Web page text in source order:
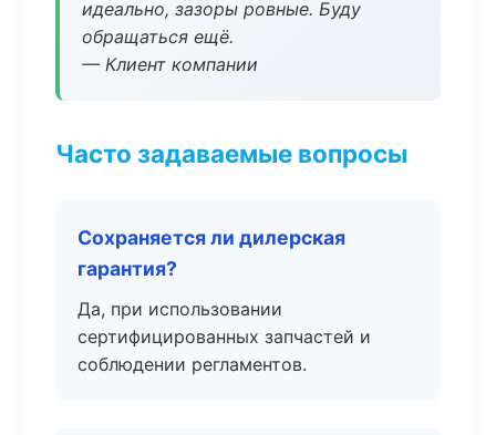
идеально, зазоры ровные. Буду
обращаться ещё.
— Клиент компании
Часто задаваемые вопросы
Сохраняется ли дилерская
гарантия?
Да, при использовании
сертифицированных запчастей и
соблюдении регламентов.